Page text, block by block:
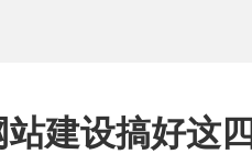
站建设搞好这